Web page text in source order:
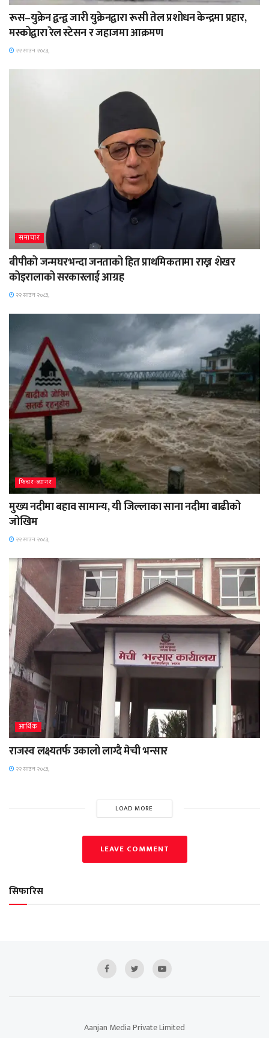
रूस–युक्रेन द्वन्द्व जारी युक्रेनद्वारा रूसी तेल प्रशोधन केन्द्रमा प्रहार,
मस्कोद्वारा रेल स्टेसन र जहाजमा आक्रमण
२२ साउन २०८३,
समाचार
बीपीको जन्मघरभन्दा जनताको हित प्राथमिकतामा राख्न शेखर
कोइरालाको सरकारलाई आग्रह
२२ साउन २०८३,
फिचर-ब्यानर
मुख्य नदीमा बहाव सामान्य, यी जिल्लाका साना नदीमा बाढीको
जोखिम
२२ साउन २०८३,
आर्थिक
राजस्व लक्ष्यतर्फ उकालो लाग्दै मेची भन्सार
२२ साउन २०८३,
LOAD MORE
LEAVE COMMENT
सिफारिस
Aanjan Media Private Limited